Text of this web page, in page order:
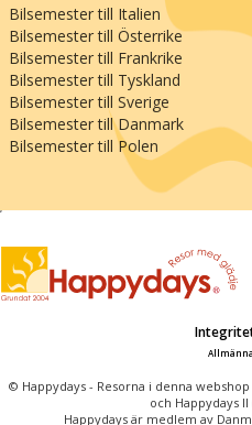
Bilsemester till Italien
Bilsemester till Österrike
Bilsemester till Frankrike
Bilsemester till Tyskland
Bilsemester till Sverige
Bilsemester till Danmark
Bilsemester till Polen
© Happydays - Resorna i denna webshop
och Happydays II
Happydays är medlem av